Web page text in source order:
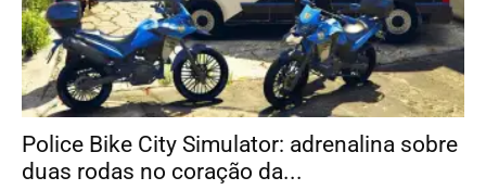
Police Bike City Simulator: adrenalina sobre
duas rodas no coração da...